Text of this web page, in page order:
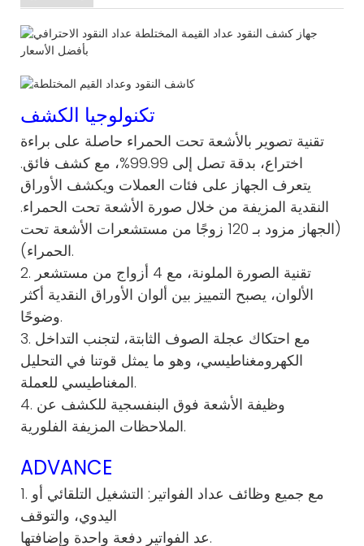
تكنولوجيا الكشف
تقنية تصوير بالأشعة تحت الحمراء حاصلة على براءة
اختراع، بدقة تصل إلى 99.99%، مع كشف فائق.
يتعرف الجهاز على فئات العملات ويكشف الأوراق
النقدية المزيفة من خلال صورة الأشعة تحت الحمراء.
(الجهاز مزود بـ 120 زوجًا من مستشعرات الأشعة تحت
الحمراء).
2. تقنية الصورة الملونة، مع 4 أزواج من مستشعر
الألوان، يصبح التمييز بين ألوان الأوراق النقدية أكثر
وضوحًا.
3. مع احتكاك عجلة الصوف الثابتة، لتجنب التداخل
الكهرومغناطيسي، وهو ما يمثل قوتنا في التحليل
المغناطيسي للعملة.
4. وظيفة الأشعة فوق البنفسجية للكشف عن
الملاحظات المزيفة الفلورية.
ADVANCE
1. مع جميع وظائف عداد الفواتير: التشغيل التلقائي أو
اليدوي، والتوقف
عد الفواتير دفعة واحدة وإضافتها.